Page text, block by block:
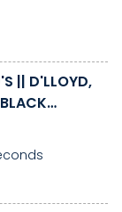
|| D'LLOYD,